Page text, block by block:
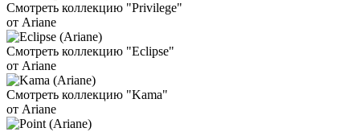
Смотреть коллекцию "Privilege"
от Ariane
Смотреть коллекцию "Eclipse"
от Ariane
Смотреть коллекцию "Kama"
от Ariane